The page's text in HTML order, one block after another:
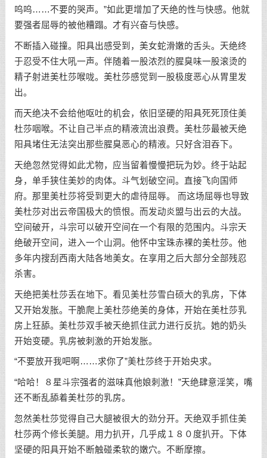
呜呜……不要的哭声。”如此更增加了天绝的性与快感。他就
要强者屈辱的被他糟蹋。才有兴奋与快感。
不断插入碰撞。阳具出感受到，美女蛇滑嫩的舌头。天绝终
于忍受不住大吼一声。伴随着一股浓烈的腥臭味一股滚烫的
精子射进美杜莎喉咙。美杜莎感觉到一股极度恶心从胃里发
出。
而天绝决不会给他呕吐的机会，依旧坚硬的阳具死死顶住美
杜莎咽喉。不让自己半点的精液流出浪费。美杜莎最被天绝
阳具堵住无法突出那些腥臭恶心的精液。只好含泪吞下。
天绝忽然觉得如此尤物，应当留着慢慢把玩为妙。终于站起
身，单手狭住美妙的肉体。斗气划破空间。直接飞向国师
府。那里美杜莎将受到更大的虐待屈辱。 而这场屈辱也导致
美杜莎对出云帝国极大的愤恨。而发动炎盟与出云的大战。
空间破开，斗宗可以破开空间在一个有限的范围内。斗宗天
绝破开空间，进入一个山洞。他怀中宝珠赤裸的美杜莎。他
多年内搜刮西南大陆各地美女。在享用之后大部分全部残忍
杀害。
天绝把美杜莎丢在地下。看见美杜莎雪白硕大的乳房，下体
又开始发胀。干脆爬上美杜莎绝美的身体，开始在美杜莎乳
房上狂舔。美杜莎双手被天绝抓住武力进行反抗。她的奶头
开始变硬。乳房被刺激的开始发胀。
“不要放开我吧啊……求你了”美杜莎终于开始央求。
“哈哈！８星斗宗强者的滋味真他娘刺激！”天绝肆意淫笑，嘴
还不断乱舔着美杜莎的乳房。
忽然美杜莎觉得自己大腿被很大的劲分开。天绝双手抓住美
杜莎两个修长美腿。用力扒开，几乎成１８０度扒开。下体
坚硬的阳具开始不断触碰柔软的嫩穴。不断摩擦。